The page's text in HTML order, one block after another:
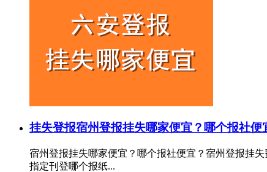
挂失登报宿州登报挂失哪家便宜？哪个报社便
宿州登报挂失哪家便宜？哪个报社便宜？宿州登报挂
指定刊登哪个报纸...